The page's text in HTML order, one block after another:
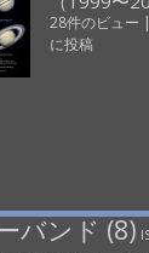
28件のビュー |
に投稿
バンド (8)